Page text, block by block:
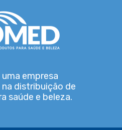
uma empresa
distribuição de
saúde e beleza.